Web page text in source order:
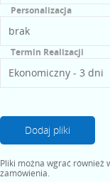
Personalizacja
Termin Realizacji
Dodaj pliki
Pliki można wgrać również
zamówienia.